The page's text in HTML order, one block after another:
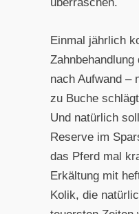
Einmal jährlich
nach Aufwand –
zu Buche
Und natürlich
Reserve im
das Pferd mal
Erkältung mit
Kolik, die